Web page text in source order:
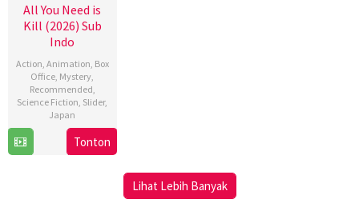
All You Need is
Kill (2026) Sub
Indo
Action Animation Box
Office Mystery
Recommended
Science Fiction Slider,
Japan
Jan
Kenichiro
Akimoto
Tonton
Lihat Lebih Banyak